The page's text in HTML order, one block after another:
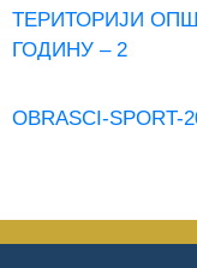
ТЕРИТОРИЈИ
ГОДИНУ – 2
OBRASCI-SPORT-